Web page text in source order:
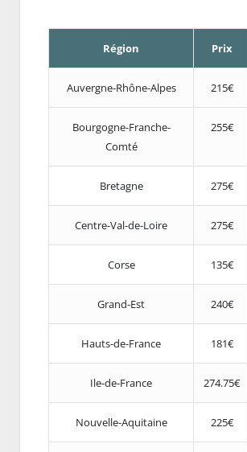
Région Prix
Auvergne-Rhône-Alpes 215€
Bourgogne-Franche-
Comté
255€
Bretagne 275€
Centre-Val-de-Loire 275€
Corse 135€
Grand-Est 240€
Hauts-de-France 181€
Ile-de-France 274.75€
Nouvelle-Aquitaine 225€